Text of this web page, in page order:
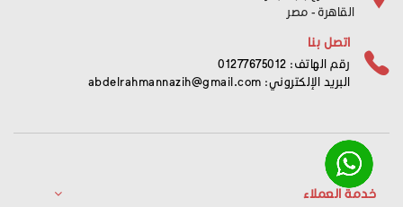
القاهرة - مصر
اتصل بنا
رقم الهاتف: 01277675012
البريد الإلكتروني: abdelrahmannazih@gmail.com
خدمة العملاء